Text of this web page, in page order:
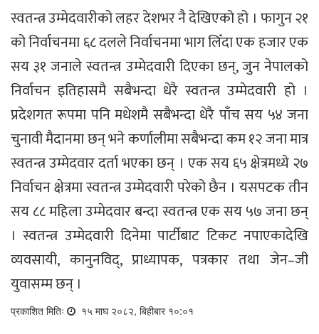
स्वतन्त्र उम्मेदवारीको लहर देशभर नै देखिएको हो । फागुन २१
को निर्वाचनमा ६८ दलले निर्वाचनमा भाग लिँदा एक हजार एक
सय ३१ जनाले स्वतन्त्र उम्मेदवारी दिएका छन्, जुन नेपालको
निर्वाचन इतिहासमै सबैभन्दा धेरै स्वतन्त्र उम्मेदवारी हो ।
प्रदेशगत रूपमा पनि मधेशमै सबैभन्दा धेरै पाँच सय ५४ जना
चुनावी मैदानमा छन् भने कर्णालीमा सबैभन्दा कम १२ जना मात्र
स्वतन्त्र उम्मेदवार दर्ता भएका छन् । एक सय ६५ क्षेत्रमध्ये २७
निर्वाचन क्षेत्रमा स्वतन्त्र उम्मेदवारी परेको छैन । यसपटक तीन
सय ८८ महिला उम्मेदवार बन्दा स्वतन्त्र एक सय ५७ जना छन्
। स्वतन्त्र उम्मेदवारी दिनेमा पार्टीबाट टिकट नपाएकादेखि
व्यवसायी, कानुनविद्, प्राध्यापक, पत्रकार तथा जेन–जी
युवासम्म छन् ।
प्रकाशित मितिः १५ माघ २०८२, बिहीबार १०:०१